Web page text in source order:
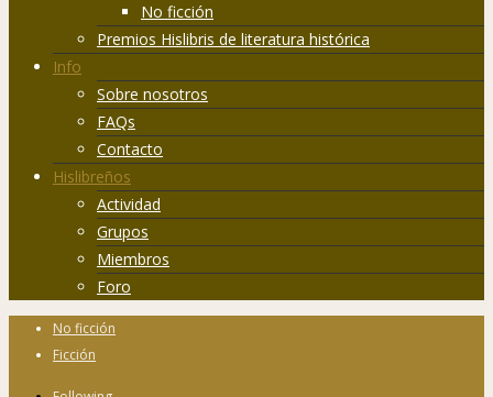
No ficción
Premios Hislibris de literatura histórica
Info
Sobre nosotros
FAQs
Contacto
Hislibreños
Actividad
Grupos
Miembros
Foro
No ficción
Ficción